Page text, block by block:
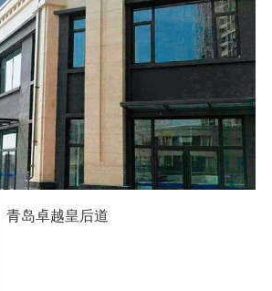
青岛卓越皇后道